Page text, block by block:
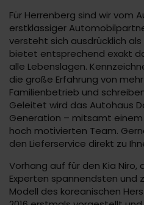
Für Herrenberg sind wir vom
erstklassiger
versteht sich ausdrücklich
bietet entsprechend exakt
alle Lebenslagen.
die große Erfahrung von
Familienbetrieb und
Geleitet wird das Autohaus
Generation – mitsamt
hoch motivierten Team.
den Lieferservice direkt zu
Vorhang auf für den Kia Niro,
Experten spannendsten und
Modell des koreanischen